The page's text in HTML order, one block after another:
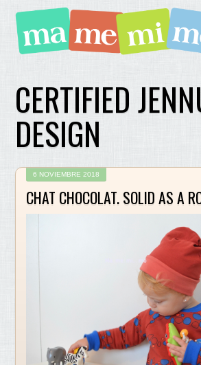
CERTIFIED
DESIGN
6 NOVIEMBRE 2018
CHAT CHOCOLAT. SOLID AS A